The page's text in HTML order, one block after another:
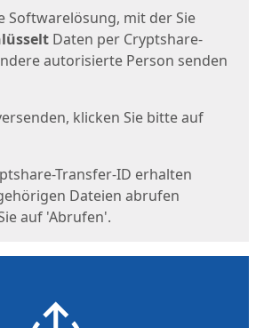
Softwarelösung, mit der Sie
Daten per Cryptshare-
autorisierte Person senden
klicken Sie bitte auf
Transfer-ID erhalten
Dateien abrufen
auf 'Abrufen'.